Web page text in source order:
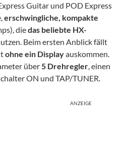
Guitar und POD Express
erschwingliche, kompakte
diedas beliebte HX-
Beim ersten Anblick fällt
ohne ein Displayauskommen.
über5 Drehregler, einen
ON und TAP/TUNER.
ANZEIGE